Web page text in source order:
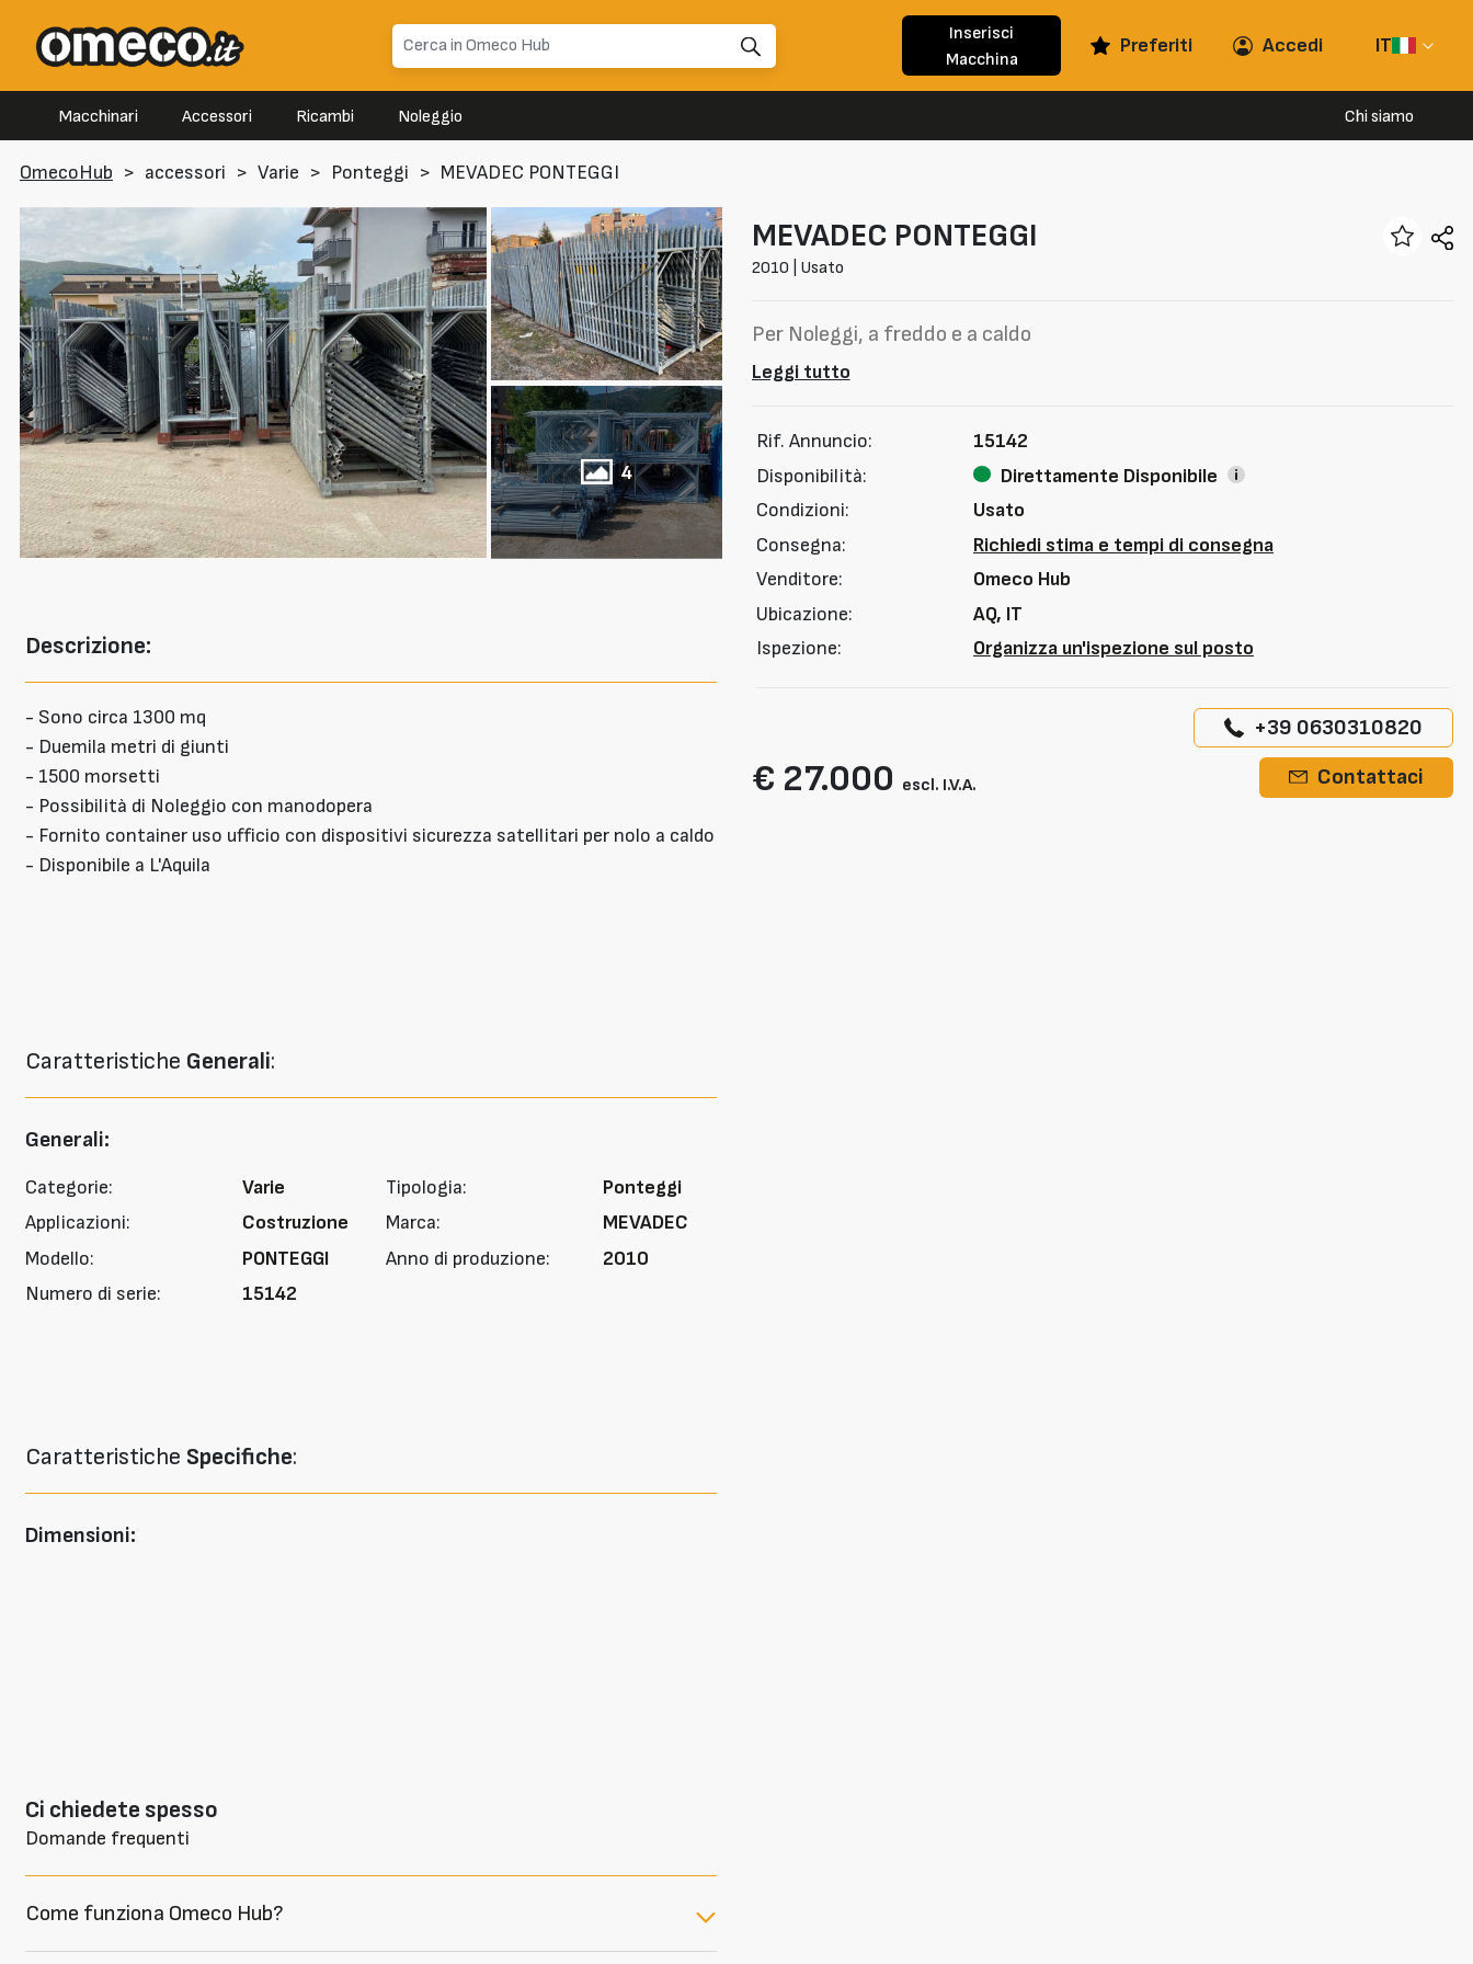
Inserisci
Macchina
Preferiti Accedi IT
Macchinari Accessori Ricambi Noleggio Chi siamo
OmecoHub > accessori > Varie > Ponteggi > MEVADEC PONTEGGI
4
Descrizione:
- Sono circa 1300 mq
- Duemila metri di giunti
- 1500 morsetti
- Possibilità di Noleggio con manodopera
- Fornito container uso ufficio con dispositivi sicurezza satellitari per nolo a caldo
- Disponibile a L'Aquila
Caratteristiche Generali:
Generali:
Categorie: Varie Tipologia:
Ponteggi
Applicazioni:
Costruzione Marca:
MEVADEC
Modello:
PONTEGGI Anno di produzione:
2010
Numero di serie:
15142
Caratteristiche Specifiche:
Dimensioni:
Ci chiedete spesso
Domande frequenti
Come funziona Omeco Hub?
MEVADEC PONTEGGI
2010 | Usato
Per Noleggi, a freddo e a caldo
Leggi tutto
Rif. Annuncio:
15142
Disponibilità:
Direttamente Disponibile
Condizioni:
Usato
Consegna:
Richiedi stima e tempi di consegna
Venditore:
Omeco Hub
Ubicazione:
AQ, IT
Ispezione:
Organizza un'ispezione sul posto
€ 27.000 escl. I.V.A.
+39 0630310820
Contattaci